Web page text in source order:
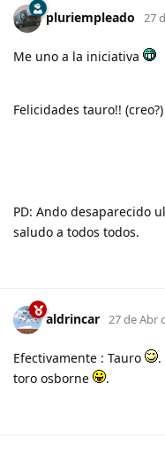
pluriempleado 27
Me uno a la iniciativa
Felicidades tauro!! (creo?)
PD: Ando desaparecido
saludo a todos todos.
aldrincar 27 de Abr
Efectivamente : Tauro
toro osborne
.